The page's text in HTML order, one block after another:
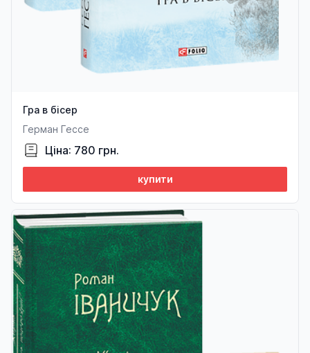
Гра в бісер
Герман Гессе
Ціна: 780 грн.
купити